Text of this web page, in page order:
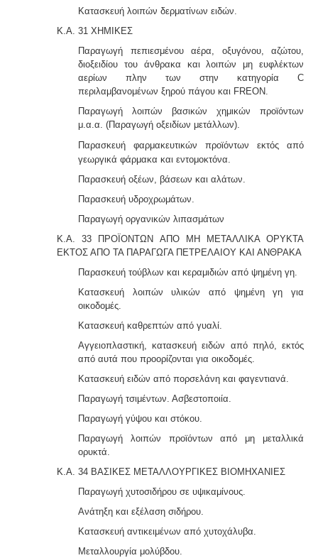
Κατασκευή λοιπών δερματίνων ειδών.
Κ.Α. 31 ΧΗΜΙΚΕΣ
Παραγωγή πεπιεσμένου αέρα, οξυγόνου, αζώτου,
διοξειδίου του άνθρακα και λοιπών μη ευφλέκτων
αερίων πλην των στην κατηγορία C
περιλαμβανομένων ξηρού πάγου και FRΕON.
Παραγωγή λοιπών βασικών χημικών προϊόντων
μ.α.α. (Παραγωγή οξειδίων μετάλλων).
Παρασκευή φαρμακευτικών προϊόντων εκτός από
γεωργικά φάρμακα και εντομοκτόνα.
Παρασκευή οξέων, βάσεων και αλάτων.
Παρασκευή υδροχρωμάτων.
Παραγωγή οργανικών λιπασμάτων
Κ.Α. 33 ΠΡΟΪΟΝΤΩΝ ΑΠΟ ΜΗ ΜΕΤΑΛΛΙΚΑ ΟΡΥΚΤΑ
ΕΚΤΟΣ ΑΠΟ ΤΑ ΠΑΡΑΓΩΓΑ ΠΕΤΡΕΛΑΙΟΥ ΚΑΙ ΑΝΘΡΑΚΑ
Παρασκευή τούβλων και κεραμιδιών από ψημένη γη.
Κατασκευή λοιπών υλικών από ψημένη γη για
οικοδομές.
Κατασκευή καθρεπτών από γυαλί.
Αγγειοπλαστική, κατασκευή ειδών από πηλό, εκτός
από αυτά που προορίζονται για οικοδομές.
Κατασκευή ειδών από πορσελάνη και φαγεντιανά.
Παραγωγή τσιμέντων. Ασβεστοποιία.
Παραγωγή γύψου και στόκου.
Παραγωγή λοιπών προϊόντων από μη μεταλλικά
ορυκτά.
Κ.Α. 34 ΒΑΣΙΚΕΣ ΜΕΤΑΛΛΟΥΡΓΙΚΕΣ ΒΙΟΜΗΧΑΝΙΕΣ
Παραγωγή χυτοσιδήρου σε υψικαμίνους.
Ανάτηξη και εξέλαση σιδήρου.
Κατασκευή αντικειμένων από χυτοχάλυβα.
Μεταλλουργία μολύβδου.